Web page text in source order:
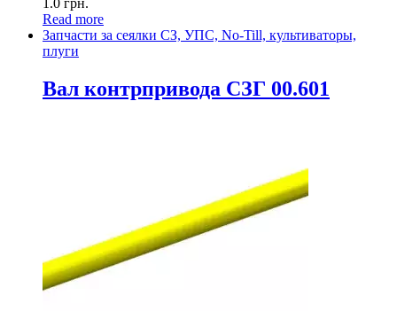
1.0 грн.
Read more
Запчасти за сеялки СЗ, УПС, No-Till, культиваторы,
плуги
Вал контрпривода СЗГ 00.601